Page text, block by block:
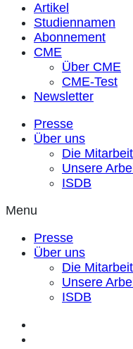
Artikel
Studiennamen
Abonnement
CME
Über CME
CME-Test
Newsletter
Presse
Über uns
Die
Unsere
ISDB
Menu
Presse
Über uns
Die
Unsere
ISDB